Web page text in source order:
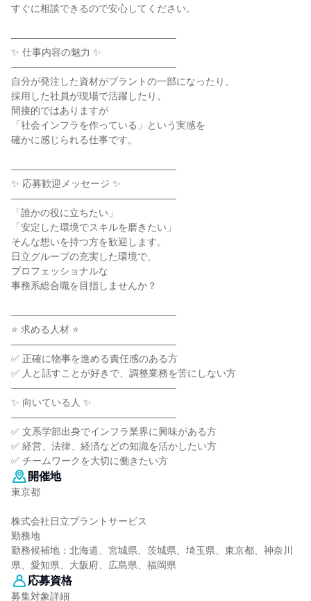
すぐに相談できるので安心してください。
―――――――――――――――――
✨ 仕事内容の魅力 ✨
―――――――――――――――――
自分が発注した資材がプラントの一部になったり、
採用した社員が現場で活躍したり。
間接的ではありますが
「社会インフラを作っている」という実感を
確かに感じられる仕事です。
―――――――――――――――――
✨ 応募歓迎メッセージ ✨
―――――――――――――――――
「誰かの役に立ちたい」
「安定した環境でスキルを磨きたい」
そんな想いを持つ方を歓迎します。
日立グループの充実した環境で、
プロフェッショナルな
事務系総合職を目指しませんか？
―――――――――――――――――
⭐ 求める人材 ⭐
―――――――――――――――――
✅ 正確に物事を進める責任感のある方
✅ 人と話すことが好きで、調整業務を苦にしない方
―――――――――――――――――
✨ 向いている人 ✨
―――――――――――――――――
✅ 文系学部出身でインフラ業界に興味がある方
✅ 経営、法律、経済などの知識を活かしたい方
✅ チームワークを大切に働きたい方
開催地
東京都
株式会社日立プラントサービス
勤務地
勤務候補地：北海道、宮城県、茨城県、埼玉県、東京都、神奈川
県、愛知県、大阪府、広島県、福岡県
応募資格
募集対象詳細